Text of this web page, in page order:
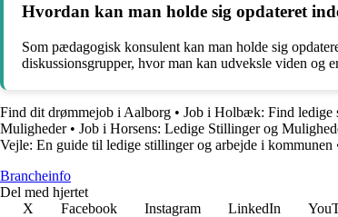
Hvordan kan man holde sig opdateret
Som pædagogisk konsulent kan man holde sig
diskussionsgrupper, hvor man kan udveksle viden og
Find dit drømmejob i Aalborg • Job i Holbæk: Find
Muligheder• Job i Horsens: Ledige Stillinger og
Vejle: En guide til ledige stillinger og arbejde i kommunen
Brancheinfo
Del med hjertet
X
Facebook Instagram LinkedIn